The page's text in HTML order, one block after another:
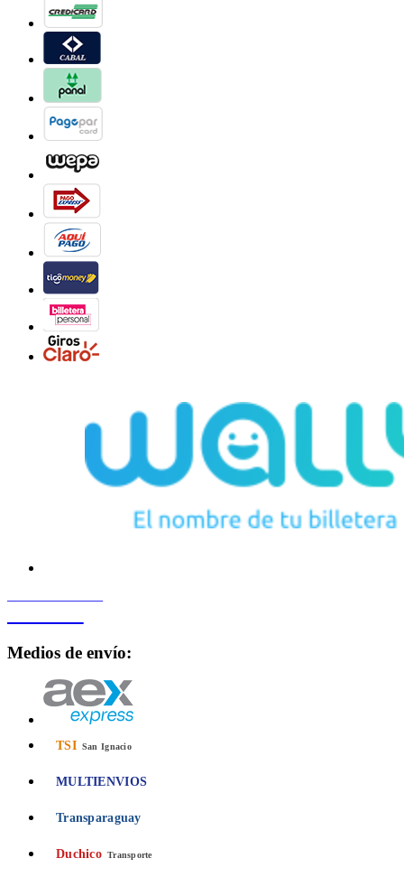
Medios de envío:
TSI San Ignacio
MULTIENVIOS
Transparaguay
Duchico Transporte